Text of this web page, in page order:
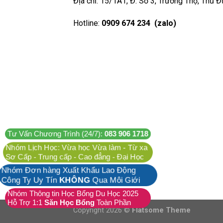
Hotline: 0909 674 234 (zalo)
Copyright 2026 ©Flatsome Theme
Tư Vấn Chương Trình (24/7): 083 906 1718
Nhóm Lịch Học: Vừa học Vừa làm - Từ xa
Sơ Cấp - Trung cấp - Cao đẳng - Đại Học
Đơn hàng Xuất Khẩu Lao Động
Ty Uy Tín KHÔNG Qua Môi Giới
Nhóm Thông tin Học Bổng Du Học 2025
Hỗ Trợ 1:1 Săn Học Bổng Toàn Phần